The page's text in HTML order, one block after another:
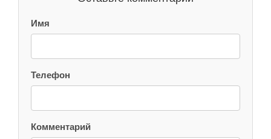
Имя
Телефон
Комментарий